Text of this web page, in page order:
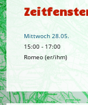
Mittwoch 28.05.
15:00 - 17:00
Romeo (er/ihm)